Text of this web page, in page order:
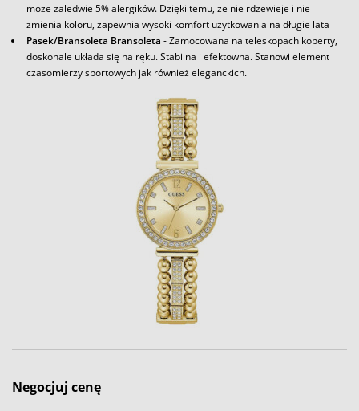
może zaledwie 5% alergików. Dzięki temu, że nie rdzewieje i nie
zmienia koloru, zapewnia wysoki komfort użytkowania na długie lata
Pasek/Bransoleta Bransoleta - Zamocowana na teleskopach koperty,
doskonale układa się na ręku. Stabilna i efektowna. Stanowi element
czasomierzy sportowych jak również eleganckich.
Negocjuj cenę